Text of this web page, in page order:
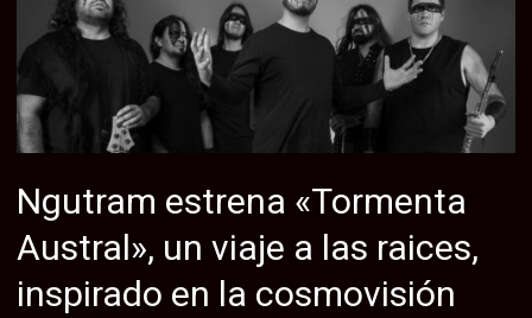
tercer
adelanto
de
su
‘III’,
con
grabado
Ngutram estrena «Tormenta
Austral», un viaje a las raices,
inspirado en la cosmovisión